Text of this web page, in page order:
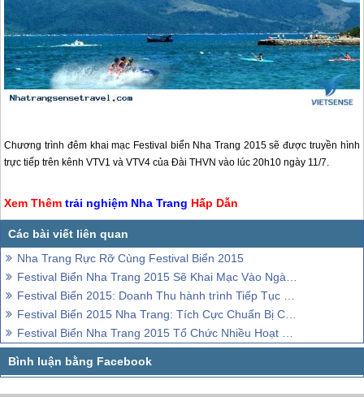
Chương trình đêm khai mạc Festival biển Nha Trang 2015 sẽ được truyền hình
trực tiếp trên kênh VTV1 và VTV4 của Đài THVN vào lúc 20h10 ngày 11/7.
Xem Thêmtrải nghiệm Nha Trang Hấp Dẫn
Nha Trang Rực Rỡ Cùng Festival Biển 2015
Festival Biển Nha Trang 2015 Sẽ Khai Mạc Vào Ngày 11/7
Festival Biển 2015: Doanh Thu hành trình Tiếp Tục Tăng
Festival Biển 2015 Nha Trang: Tích Cực Chuẩn Bị Công Tác An Toàn Giao Thông
Festival Biển Nha Trang 2015 Tổ Chức Nhiều Hoạt Động Hấp Dẫn